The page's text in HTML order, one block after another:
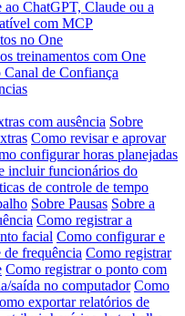
ChatGPT, Claude ou a
com MCP
no One
treinamentos com One
Canal de Confiança
com ausência Sobre
Como revisar e aprovar
configurar horas planejadas
incluir funcionários do
de controle de tempo
Sobre Pausas Sobre a
Como registrar a
facial Como configurar e
frequência Como registrar
Como registrar o ponto com
saída no computador Como
exportar relatórios de